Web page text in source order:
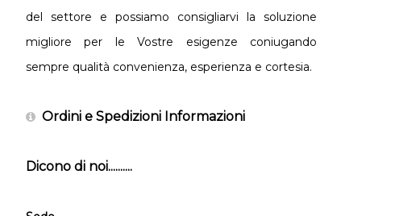
del settore e possiamo consigliarvi la soluzione
migliore per le Vostre esigenze coniugando
sempre qualità convenienza, esperienza e cortesia.
Ordini e Spedizioni Informazioni
Dicono di noi..........